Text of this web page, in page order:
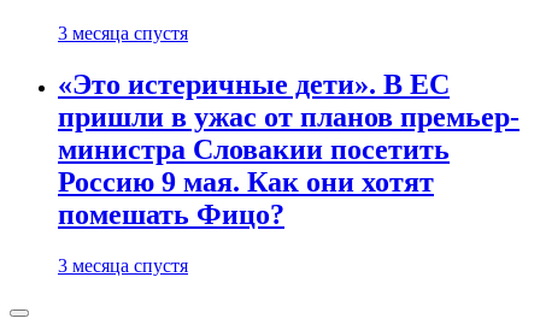
3 месяца спустя
«Это истеричные дети». В ЕС
пришли в ужас от планов премьер-
министра Словакии посетить
Россию 9 мая. Как они хотят
помешать Фицо?
3 месяца спустя